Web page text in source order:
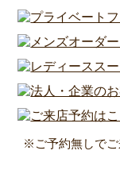
※ご予約無しでご